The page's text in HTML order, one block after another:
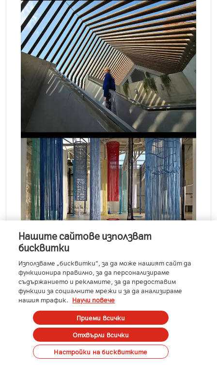
Поръчай
Нашите сайтове използват
бисквитки
Използваме „бисквитки“, за да може нашият сайт да
функционира правилно, за да персонализираме
съдържанието и рекламите, за да предоставим
функции за социалните мрежи и за да анализираме
нашия трафик. Научи повече
Настройки на бисквитките
Отхвърли всички
Приеми всички